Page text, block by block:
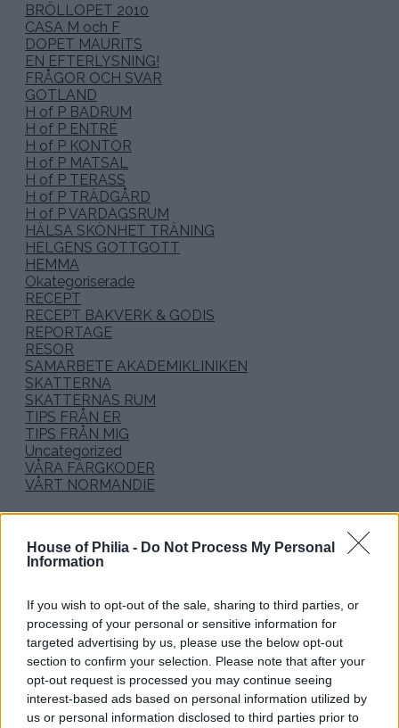
House of Philia - Do Not Process My Personal
Information
If you wish to opt-out of the sale, sharing to third parties, or
processing of your personal or sensitive information for
targeted advertising by us, please use the below opt-out
section to confirm your selection. Please note that after your
opt-out request is processed you may continue seeing
interest-based ads based on personal information utilized by
us or personal information disclosed to third parties prior to
BRÖLLOPET 2010
CASA M och F
DOPET MAURITS
EN EFTERLYSNING!
FRÅGOR OCH SVAR
GOTLAND
H of P BADRUM
H of P ENTRÉ
H of P KONTOR
H of P MATSAL
H of P TERASS
H of P TRÄDGÅRD
H of P VARDAGSRUM
HÄLSA SKÖNHET TRÄNING
HELGENS GOTTGOTT
HEMMA
Okategoriserade
RECEPT
RECEPT BAKVERK & GODIS
REPORTAGE
RESOR
SAMARBETE AKADEMIKLINIKEN
SKATTERNA
SKATTERNAS RUM
TIPS FRÅN ER
TIPS FRÅN MIG
Uncategorized
VÅRA FÄRGKODER
VÅRT NORMANDIE
januari 2026
november 2025
oktober 2025
september 2025
augusti 2025
juli 2025
juni 2025
maj 2025
april 2025